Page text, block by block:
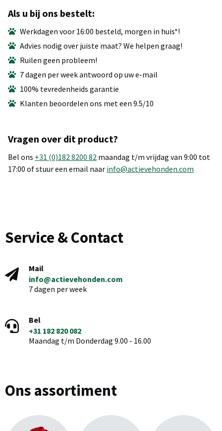
Als u bij ons bestelt:
Werkdagen voor 16:00 besteld, morgen in huis*!
Advies nodig over juiste maat? We helpen graag!
Ruilen geen probleem!
7 dagen per week antwoord op uw e-mail
100% tevredenheids garantie
Klanten beoordelen ons met een 9.5/10
Vragen over dit product?
Bel ons +31 (0)182 8200 82 maandag t/m vrijdag van 9:00 tot
17:00 of stuur een email naar info@actievehonden.com
Service & Contact
Mail
info@actievehonden.com
7 dagen per week
Bel
+31 182 820 082
Maandag t/m Donderdag 9.00 - 16.00
Ons assortiment